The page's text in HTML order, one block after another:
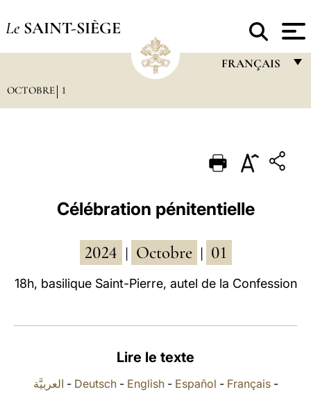
Le SAINT-SIÈGE
FRANÇAIS
PORTUGUÊS
ESPAÑOL
POLSKI
العربيّة
OCTOBRE 1
Célébration pénitentielle
2024 Octobre 01
18h, basilique Saint-Pierre, autel de la Confession
Lire le texte
العربيَّة - Deutsch- English- Español - Français-